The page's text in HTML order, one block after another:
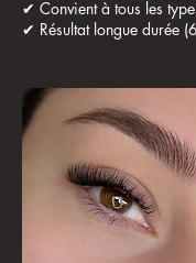
✔ Convient à tous les